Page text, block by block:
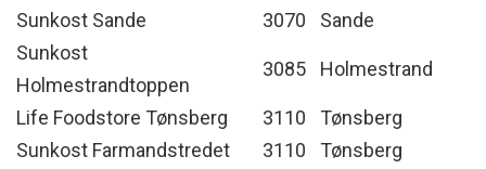
Sunkost Sande
3070
Sande
Sunkost
Holmestrandtoppen
3085 Holmestrand
Life Foodstore Tønsberg 3110
Tønsberg
Sunkost Farmandstredet
3110
Tønsberg